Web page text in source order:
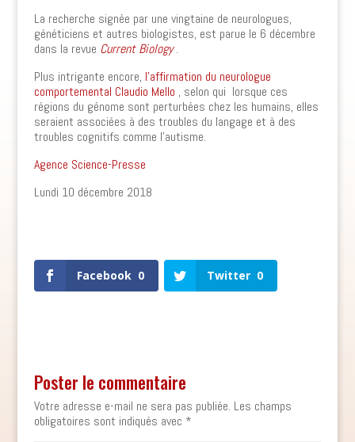
La recherche signée par une vingtaine de neurologues,
généticiens et autres biologistes, est parue le 6 décembre
dans la revue Current Biology .
Plus intrigante encore, l’affirmation du neurologue
comportemental Claudio Mello , selon qui lorsque ces
régions du génome sont perturbées chez les humains, elles
seraient associées à des troubles du langage et à des
troubles cognitifs comme l’autisme.
Agence Science-Presse
Lundi 10 décembre 2018
Facebook 0 Twitter 0
Poster le commentaire
Votre adresse e-mail ne sera pas publiée. Les champs
obligatoires sont indiqués avec *